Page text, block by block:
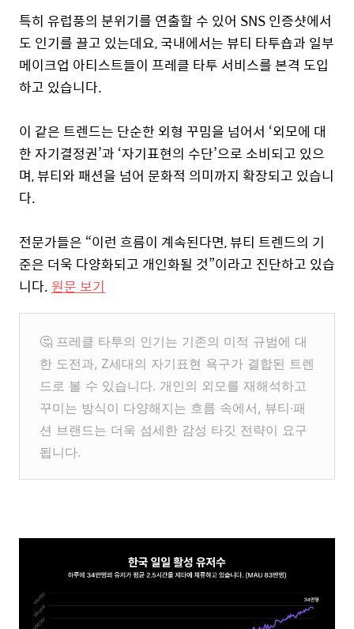
특히 유럽풍의 분위기를 연출할 수 있어 SNS 인증샷에서
도 인기를 끌고 있는데요, 국내에서는 뷰티 타투숍과 일부
메이크업 아티스트들이 프레클 타투 서비스를 본격 도입
하고 있습니다.
이 같은 트렌드는 단순한 외형 꾸밈을 넘어서 ‘외모에 대
한 자기결정권’과 ‘자기표현의 수단’으로 소비되고 있으
며, 뷰티와 패션을 넘어 문화적 의미까지 확장되고 있습니
다.
전문가들은 “이런 흐름이 계속된다면, 뷰티 트렌드의 기
준은 더욱 다양화되고 개인화될 것”이라고 진단하고 있습
니다. 원문 보기
🤔 프레클 타투의 인기는 기존의 미적 규범에 대
한 도전과, Z세대의 자기표현 욕구가 결합된 트렌
드로 볼 수 있습니다. 개인의 외모를 재해석하고
꾸미는 방식이 다양해지는 흐름 속에서, 뷰티·패
션 브랜드는 더욱 섬세한 감성 타깃 전략이 요구
됩니다.